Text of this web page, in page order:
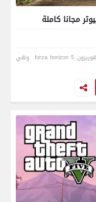
لعبة 5 Forza Horizon للكمبيوتر تحميل فورزا هوريزون forza horizon 5 وهي